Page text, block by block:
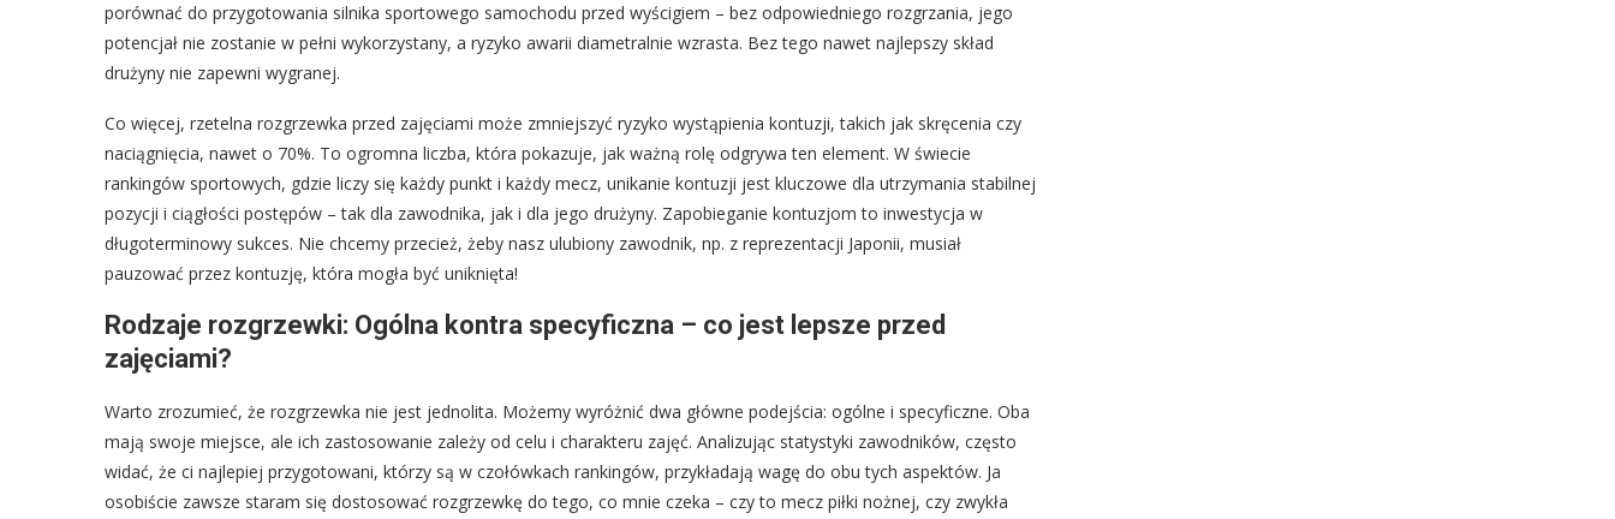
porównać do przygotowania silnika sportowego samochodu przed wyścigiem – bez odpowiedniego rozgrzania, jego
potencjał nie zostanie w pełni wykorzystany, a ryzyko awarii diametralnie wzrasta. Bez tego nawet najlepszy skład
drużyny nie zapewni wygranej.
Co więcej, rzetelna rozgrzewka przed zajęciami może zmniejszyć ryzyko wystąpienia kontuzji, takich jak skręcenia czy
naciągnięcia, nawet o 70%. To ogromna liczba, która pokazuje, jak ważną rolę odgrywa ten element. W świecie
rankingów sportowych, gdzie liczy się każdy punkt i każdy mecz, unikanie kontuzji jest kluczowe dla utrzymania stabilnej
pozycji i ciągłości postępów – tak dla zawodnika, jak i dla jego drużyny. Zapobieganie kontuzjom to inwestycja w
długoterminowy sukces. Nie chcemy przecież, żeby nasz ulubiony zawodnik, np. z reprezentacji Japonii, musiał
pauzować przez kontuzję, która mogła być uniknięta!
Rodzaje rozgrzewki: Ogólna kontra specyficzna – co jest lepsze przed
zajęciami?
Warto zrozumieć, że rozgrzewka nie jest jednolita. Możemy wyróżnić dwa główne podejścia: ogólne i specyficzne. Oba
mają swoje miejsce, ale ich zastosowanie zależy od celu i charakteru zajęć. Analizując statystyki zawodników, często
widać, że ci najlepiej przygotowani, którzy są w czołówkach rankingów, przykładają wagę do obu tych aspektów. Ja
osobiście zawsze staram się dostosować rozgrzewkę do tego, co mnie czeka – czy to mecz piłki nożnej, czy zwykła